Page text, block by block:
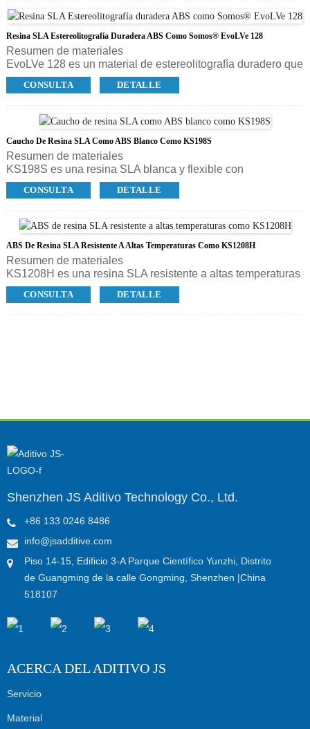
Somos® Imagine 14122 tiene una apariencia blanca y
opaca con rendimiento
que refleja la producción de plásticos como ABS y PBT.
Resina SLA Estereolitografía Duradera ABS Como Somos® EvoLVe 128
Resumen de materiales
EvoLVe 128 es un material de estereolitografía duradero que
produce piezas precisas y muy detalladas y ha sido
diseñado para facilitar el acabado.Tiene una apariencia que
terminados, lo que lo hace perfecto para construir piezas y
prototipos para aplicaciones de pruebas funcionales, lo que
genera ahorros de tiempo, dinero y materiales durante el
desarrollo del producto.
CONSULTA DETALLE
Caucho De Resina SLA Como ABS Blanco Como KS198S
Resumen de materiales
KS198S es una resina SLA blanca y flexible con
características de alta tenacidad, alta elasticidad y tacto
suave.Es ideal para imprimir prototipos de zapatos,
similares al caucho.
CONSULTA DETALLE
ABS De Resina SLA Resistente A Altas Temperaturas Como KS1208H
Resumen de materiales
KS1208H es una resina SLA resistente a altas temperaturas
con baja viscosidad en color translúcido.La pieza se puede
utilizar con una temperatura de alrededor de 120 ℃.Para
CONSULTA DETALLE
Shenzhen JS Aditivo Technology Co., Ltd.
+86 133 0246 8486
info@jsadditive.com
Piso 14-15, Edificio 3-A Parque Científico Yunzhi, Distrito
de Guangming de la calle Gongming, Shenzhen |China
518107
ACERCA DEL ADITIVO JS
Servicio
Material